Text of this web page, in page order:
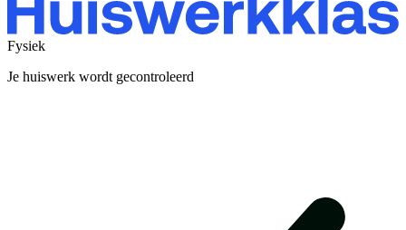
Fysiek
Je huiswerk wordt gecontroleerd